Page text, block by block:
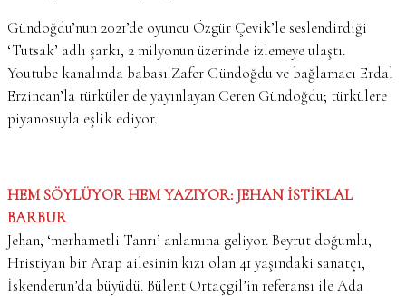
Gündoğdu’nun 2021’de oyuncu Özgür Çevik’le seslendirdiği
‘Tutsak’ adlı şarkı, 2 milyonun üzerinde izlemeye ulaştı.
Youtube kanalında babası Zafer Gündoğdu ve bağlamacı Erdal
Erzincan’la türküler de yayınlayan Ceren Gündoğdu; türkülere
piyanosuyla eşlik ediyor.
HEM SÖYLÜYOR HEM YAZIYOR: JEHAN İSTİKLAL
BARBUR
Jehan, ‘merhametli Tanrı’ anlamına geliyor. Beyrut doğumlu,
Hristiyan bir Arap ailesinin kızı olan 41 yaşındaki sanatçı,
İskenderun’da büyüdü. Bülent Ortaçgil’in referansı ile Ada